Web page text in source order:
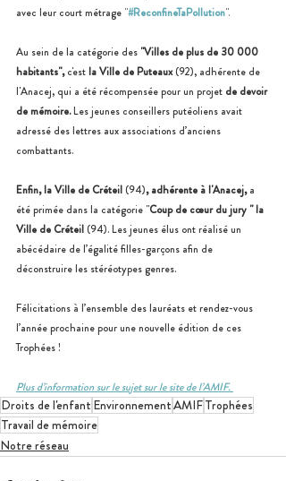
avec leur court métrage "#ReconfineTaPollution".
Au sein de la catégorie des "Villes de plus de 30 000
habitants", c'est la Ville de Puteaux (92), adhérente de
l'Anacej, qui a été récompensée pour un projet de devoir
de mémoire. Les jeunes conseillers putéoliens avait
adressé des lettres aux associations d’anciens
combattants.
Enfin, la Ville de Créteil (94), adhérente à l'Anacej, a
été primée dans la catégorie "Coup de cœur du jury " la
Ville de Créteil (94). Les jeunes élus ont réalisé un
abécédaire de l’égalité filles-garçons afin de
déconstruire les stéréotypes genres.
Félicitations à l’ensemble des lauréats et rendez-vous
l’année prochaine pour une nouvelle édition de ces
Trophées !
Plus d’information sur le sujet sur le site de l’AMIF.
Droits de l'enfant EnvironnementAMIFTrophées
Travail de mémoire
Notre réseau